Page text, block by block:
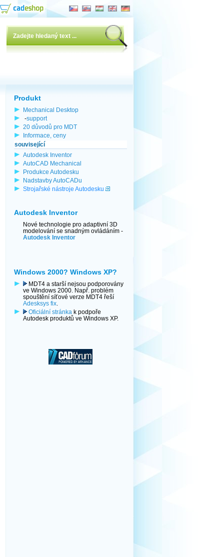
Produkt
Mechanical Desktop
-support
20 důvodů pro MDT
Informace, ceny
související
Autodesk Inventor
AutoCAD Mechanical
Produkce Autodesku
Nadstavby AutoCADu
Strojařské nástroje Autodesku
Autodesk Inventor
Nové technologie pro adaptivní 3D
modelování se snadným ovládáním -
Autodesk Inventor
Windows 2000? Windows XP?
MDT4 a starší nejsou podporovány
ve Windows 2000. Např. problém
spouštění síťové verze MDT4 řeší
Adesksys fix
Oficiální stránka k podpoře
Autodesk produktů ve Windows XP.